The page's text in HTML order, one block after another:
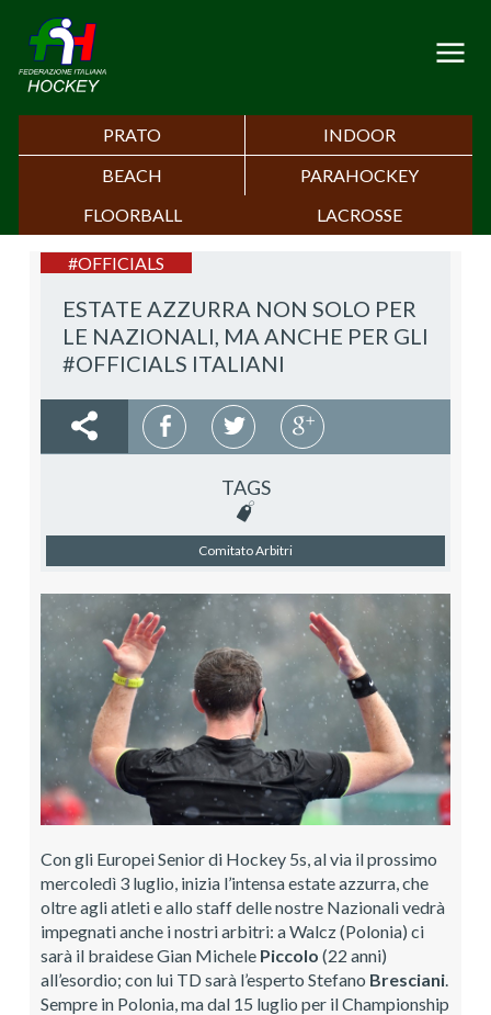
PRATO
INDOOR
BEACH
PARAHOCKEY
FLOORBALL
LACROSSE
ESTATE AZZURRA NON SOLO PER
LE NAZIONALI, MA ANCHE PER GLI
#OFFICIALS ITALIANI
#OFFICIALS
TAGS
Comitato Arbitri
Con gli Europei Senior di Hockey 5s, al via il prossimo
mercoledì 3 luglio, inizia l’intensa estate azzurra, che
oltre agli atleti e allo staff delle nostre Nazionali vedrà
impegnati anche i nostri arbitri: a Walcz (Polonia) ci
sarà il braidese Gian Michele Piccolo (22 anni)
all’esordio; con lui TD sarà l’esperto Stefano Bresciani
Sempre in Polonia, ma dal 15 luglio per il Championship